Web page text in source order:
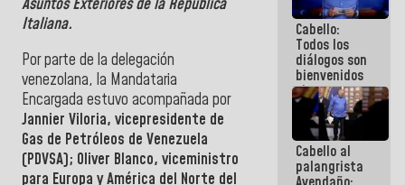
Asuntos Exteriores de la República
Italiana.
Por parte de la delegación
venezolana, la Mandataria
Encargada estuvo acompañada por
Jannier Viloria, vicepresidente de
Gas de Petróleos de Venezuela
(PDVSA); Oliver Blanco, viceministro
para Europa y América del Norte del
primer
encuentro
presencial
para el
diálogo
Cabello:
Todos los
diálogos son
bienvenidos
siempre que
estén en el
marco de la
Constitución
de la
República
Cabello al
palangrista